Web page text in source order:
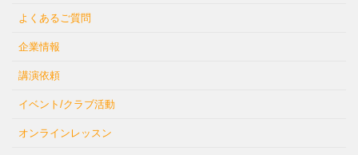
よくあるご質問
企業情報
講演依頼
イベント/クラブ活動
オンラインレッスン